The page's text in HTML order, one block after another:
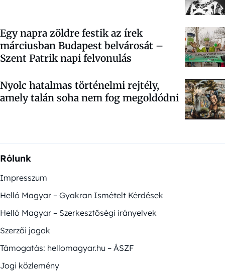
Egy napra zöldre festik az írek
márciusban Budapest belvárosát –
Szent Patrik napi felvonulás
Nyolc hatalmas történelmi rejtély,
amely talán soha nem fog megoldódni
Rólunk
Impresszum
Helló Magyar – Gyakran Ismételt Kérdések
Helló Magyar – Szerkesztőségi irányelvek
Szerzői jogok
Támogatás: hellomagyar.hu – ÁSZF
Jogi közlemény